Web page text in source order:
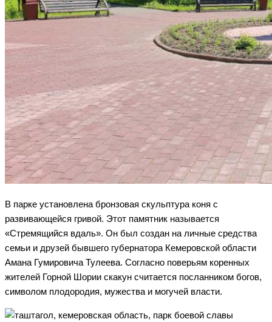
В парке установлена бронзовая скульптура коня с
развивающейся гривой. Этот памятник называется
«Стремящийся вдаль». Он был создан на личные средства
семьи и друзей бывшего губернатора Кемеровской области
Амана Гумировича Тулеева. Согласно поверьям коренных
жителей Горной Шории скакун считается посланником богов,
символом плодородия, мужества и могучей власти.